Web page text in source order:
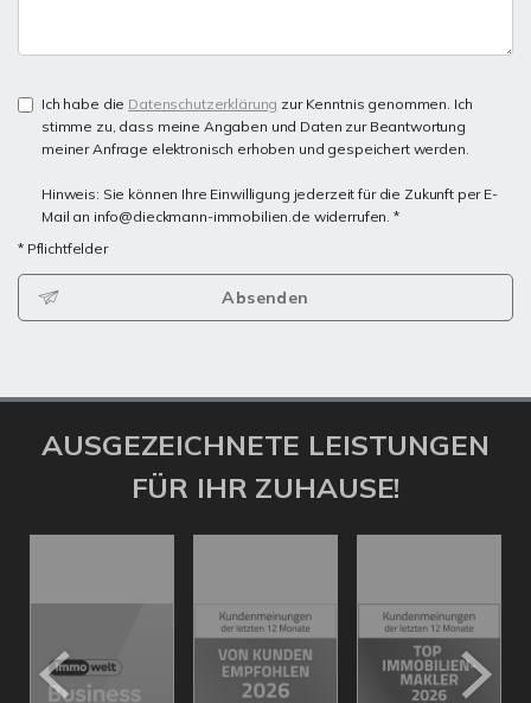
Ich habe die Datenschutzerklärung zur Kenntnis genommen. Ich
stimme zu, dass meine Angaben und Daten zur Beantwortung
meiner Anfrage elektronisch erhoben und gespeichert werden.
Hinweis: Sie können Ihre Einwilligung jederzeit für die Zukunft per E-
Mail an info@dieckmann-immobilien.de widerrufen. *
* Pflichtfelder
Absenden
AUSGEZEICHNETE LEISTUNGEN
FÜR IHR ZUHAUSE!